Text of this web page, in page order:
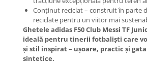
Conținut reciclat – construit în parte
reciclate pentru un viitor mai
Ghetele adidas F50 Club Messi TF
ideală pentru tinerii fotbaliști care
și stil inspirat – ușoare, practic și
sintetice.